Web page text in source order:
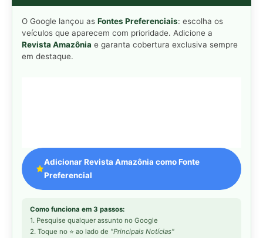
O Google lançou as Fontes Preferenciais: escolha os
veículos que aparecem com prioridade. Adicione a
Revista Amazônia e garanta cobertura exclusiva sempre
em destaque.
Adicionar Revista Amazônia como Fonte
Preferencial
Como funciona em 3 passos:
1. Pesquise qualquer assunto no Google
2. Toque no ⭐ ao lado de "Principais Notícias"